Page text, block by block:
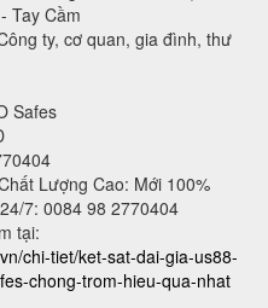
Tay Cầm
ty, cơ quan, gia đình, thư
Safes
Lượng Cao: Mới 100%
7: 0084 98 2770404
tại:
chi-tiet/ket-sat-dai-gia-us88-
chong-trom-hieu-qua-nhat